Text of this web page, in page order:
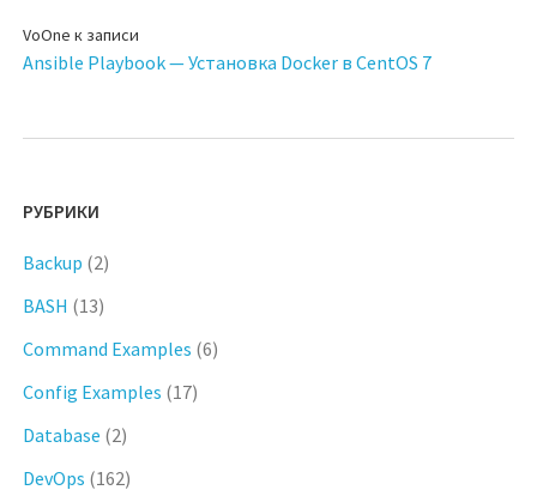
VoOne к записи
Ansible Playbook — Установка Docker в CentOS 7
РУБРИКИ
Backup (2)
BASH (13)
Command Examples (6)
Config Examples (17)
Database (2)
DevOps (162)